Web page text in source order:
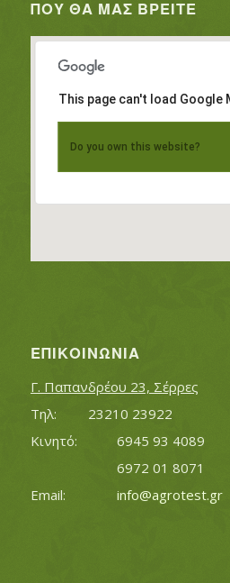
ΠΟΥ ΘΑ ΜΑΣ ΒΡΕΊΤΕ
This page can't load Google
Do you own this website?
ΕΠΙΚΟΙΝΩΝΊΑ
Γ. Παπανδρέου 23, Σέρρες
Τηλ:		23210 23922
Κινητό:		6945 93 4089
			6972 01 8071
info@agrotest.gr